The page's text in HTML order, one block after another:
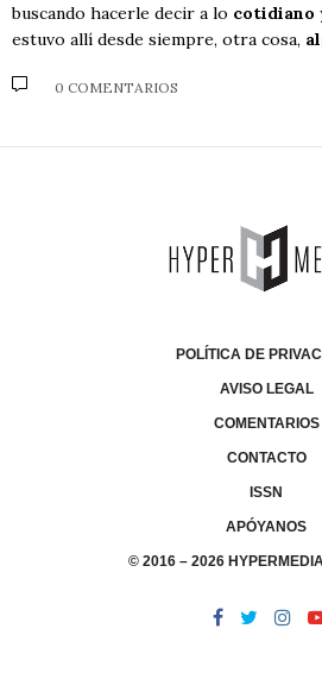
buscando hacerle decir a lo cotidiano
estuvo allí desde siempre, otra cosa,
0 COMENTARIOS
POLÍTICA DE
AVISO LEGAL
COMENTARIOS
CONTACTO
ISSN
APÓYANOS
© 2016 – 2026